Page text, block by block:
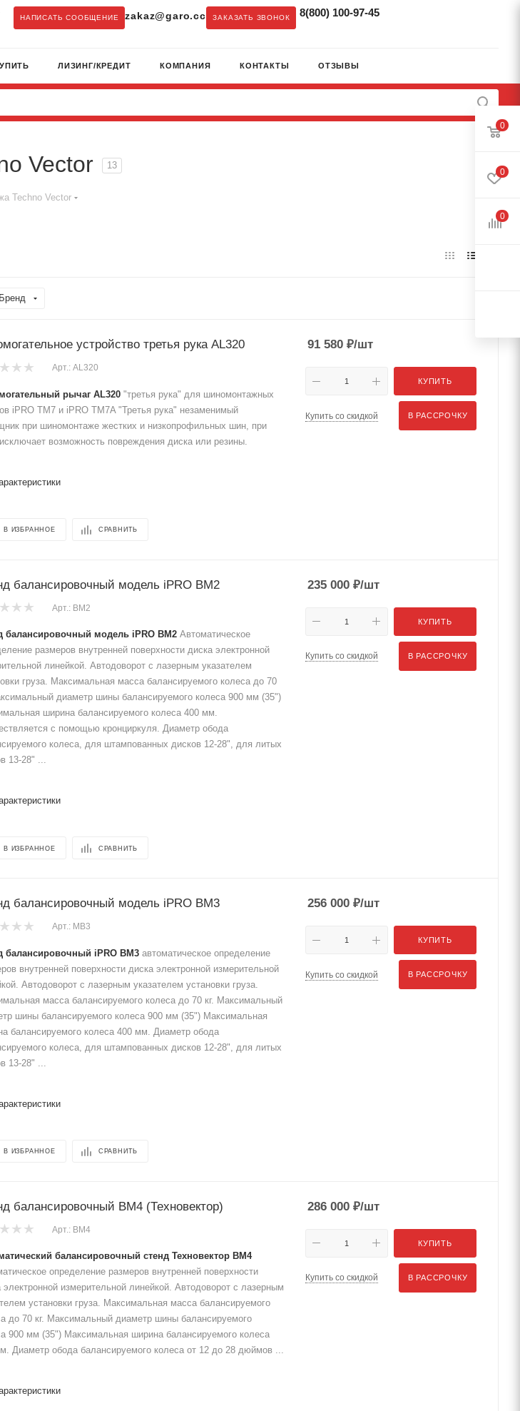
НАПИСАТЬ СООБЩЕНИЕ zakaz@garo.cc ЗАКАЗАТЬ ЗВОНОК 8(800) 100-97-45
ЛИЗИНГ/КРЕДИТ КОМПАНИЯ КОНТАКТЫ ОТЗЫВЫ
Vector 13
Techno Vector
Бренд
устройство третья рука AL320
Арт.: AL320
рычаг AL320 "третья рука" для шиномонтажных
iPRO TM7 и iPRO TM7A "Третья рука" незаменимый
при шиномонтаже жестких и низкопрофильных шин, при
возможность повреждения диска или резины.
В ИЗБРАННОЕ СРАВНИТЬ
91 580 ₽/шт
КУПИТЬ
Купить со скидкой В РАССРОЧКУ
балансировочный модель iPRO BM2
Арт.: BM2
балансировочный модель iPRO BM2 Автоматическое
размеров внутренней поверхности диска электронной
линейкой. Автодоворот с лазерным указателем
груза. Максимальная масса балансируемого колеса до 70
диаметр шины балансируемого колеса 900 мм (35")
ширина балансируемого колеса 400 мм.
с помощью кронциркуля. Диаметр обода
колеса, для штампованных дисков 12-28", для литых
13-28" ...
В ИЗБРАННОЕ СРАВНИТЬ
235 000 ₽/шт
КУПИТЬ
Купить со скидкой В РАССРОЧКУ
балансировочный модель iPRO BM3
Арт.: МВ3
балансировочный iPRO BM3 автоматическое определение
внутренней поверхности диска электронной измерительной
Автодоворот с лазерным указателем установки груза.
масса балансируемого колеса до 70 кг. Максимальный
шины балансируемого колеса 900 мм (35") Максимальная
балансируемого колеса 400 мм. Диаметр обода
колеса, для штампованных дисков 12-28", для литых
13-28" ...
В ИЗБРАННОЕ СРАВНИТЬ
256 000 ₽/шт
КУПИТЬ
Купить со скидкой В РАССРОЧКУ
балансировочный ВМ4 (Техновектор)
Арт.: ВМ4
балансировочный стенд Техновектор ВМ4
определение размеров внутренней поверхности
электронной измерительной линейкой. Автодоворот с лазерным
установки груза. Максимальная масса балансируемого
до 70 кг. Максимальный диаметр шины балансируемого
900 мм (35") Максимальная ширина балансируемого колеса
Диаметр обода балансируемого колеса от 12 до 28 дюймов ...
286 000 ₽/шт
КУПИТЬ
Купить со скидкой В РАССРОЧКУ
0
0
0